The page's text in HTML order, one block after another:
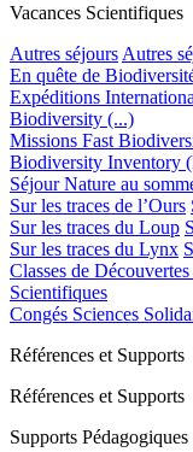
Vacances Scientifiques
Autres séjours Autres
En quête de
Expéditions
Biodiversity (...)
Missions Fast
Biodiversity Inventory
Séjour Nature au
Sur les traces de l’Ours
Sur les traces du Loup
Sur les traces du Lynx
Classes de
Scientifiques
Congés Sciences
Références et Supports
Références et Supports
Supports